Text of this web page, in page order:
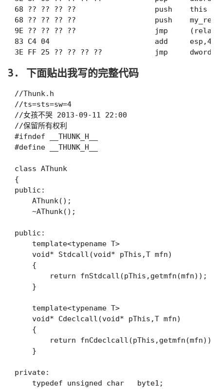
68 ?? ?? ?? ??                  push
68 ?? ?? ?? ??                  push
9E ?? ?? ?? ??                  jmp
83 C4 04                        add
3. 下面贴出我写的完整代码
//Thunk.h
//ts=sts=sw=4
//女孩不哭 2013-09-11 22:00
//保留所有权利
#ifndef __THUNK_H__
#define __THUNK_H__
class AThunk
{
public:
    AThunk();
    ~AThunk();
public:
    template<typename T>
    void* Stdcall(void* pThis,T mfn)
    {
        return fnStdcall(pThis,getmfn(mfn));
    }
    template<typename T>
    void* Cdeclcall(void* pThis,T mfn)
    {
        return fnCdeclcall(pThis,getmfn(mfn));
    }
private:
    typedef unsigned char   byte1;